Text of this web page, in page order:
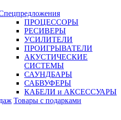
ПРОЦЕССОРЫ
РЕСИВЕРЫ
УСИЛИТЕЛИ
ПРОИГРЫВАТЕЛИ
АКУСТИЧЕСКИЕ
СИСТЕМЫ
САУНДБАРЫ
САБВУФЕРЫ
КАБЕЛИ и АКСЕССУАРЫ
Товары с подарками